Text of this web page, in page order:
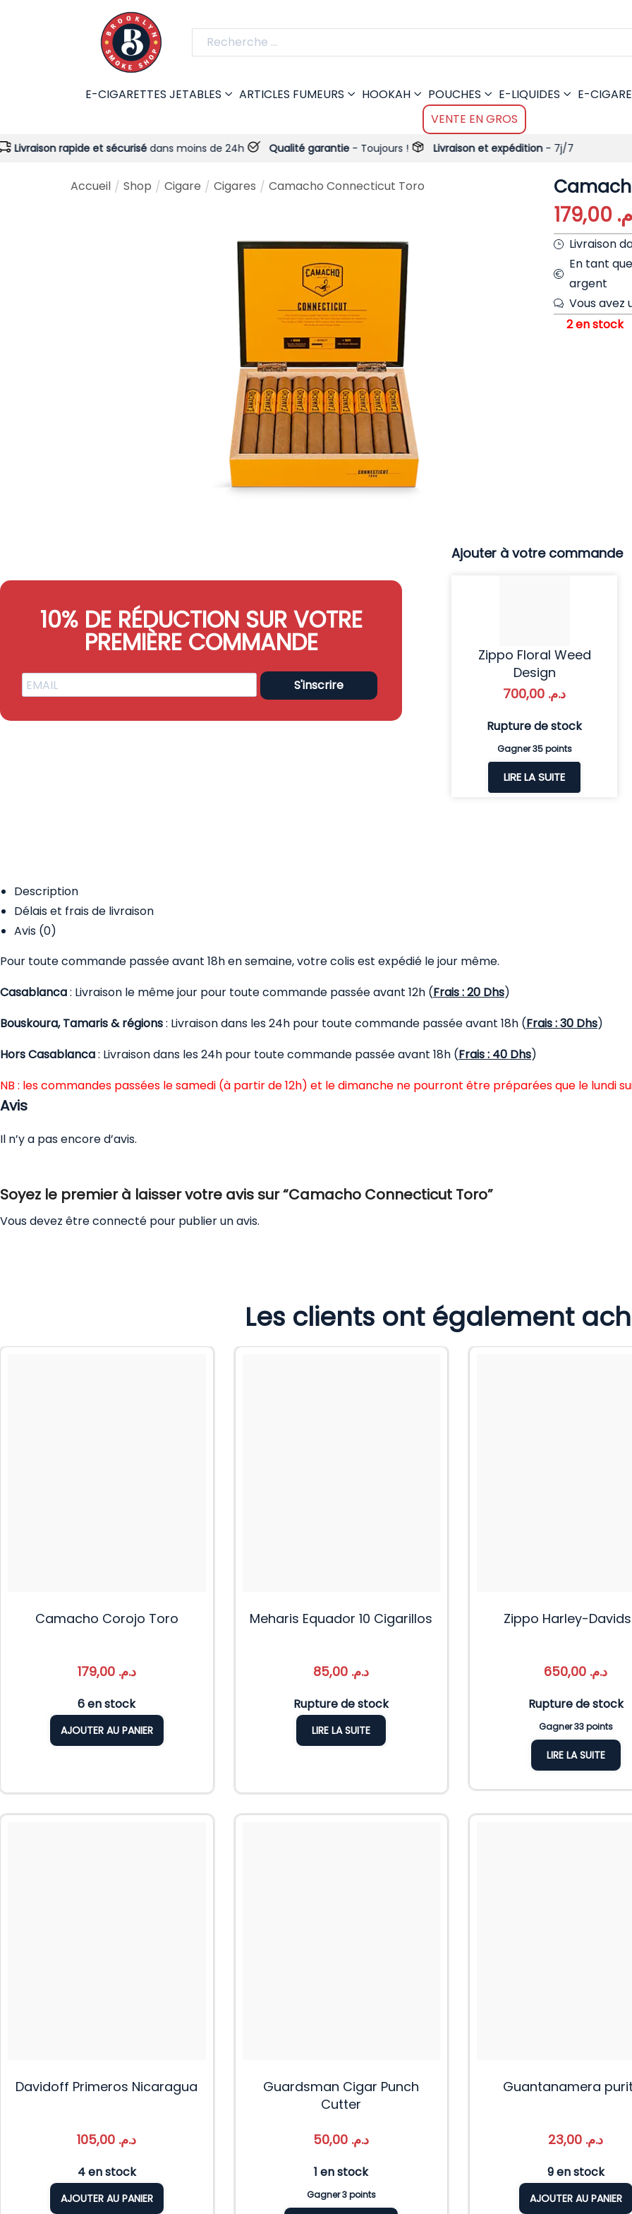
E-CIGARETTES JETABLES ARTICLES FUMEURS HOOKAH POUCHES E-LIQUIDES
E-
VENTE EN GROS
et sécurisédans moins de 24h Qualité garantie- Toujours ! Livraison et expédition- 7j/7
Accueil / Shop / Cigare / Cigares / Camacho Connecticut Toro
179,00
Livraison
En tant
argent
Vous avez
2 en stock
10% DE RÉDUCTION SUR VOTRE
PREMIÈRE COMMANDE
S'inscrire
Ajouter à votre commande
Zippo Floral Weed
Design
د.م.
Rupture de stock
Gagner 35 points
LIRE LA SUITE
Description
Délais et frais de livraison
Avis (0)
Pour toute commande passée avant 18h en semaine, votre colis est expédié le jour même.
Casablanca: Livraison le même jour pour toute commande passée avant 12h (Frais : 20 Dhs)
Bouskoura, Tamaris & régions: Livraison dans les 24h pour toute commande passée avant 18h (Frais : 30 Dhs)
Hors Casablanca: Livraison dans les 24h pour toute commande passée avant 18h (Frais : 40 Dhs)
NB : les commandes passées le samedi (à partir de 12h) et le dimanche ne pourront être préparées que le lundi
Avis
Il n’y a pas encore d’avis.
Soyez le premier à laisser votre avis sur “Camacho Connecticut Toro”
Vous devez êtreconnecté pour publier un avis.
Les clients ont également
Camacho Corojo Toro
د.م. 179,00
6 en stock
AJOUTER AU PANIER
Meharis Equador 10 Cigarillos
د.م.
Rupture de stock
LIRE LA SUITE
Zippo Harley-
د.م.
Rupture de stock
Gagner 33 points
LIRE LA SUITE
Davidoff Primeros Nicaragua
د.م.
4 en stock
AJOUTER AU PANIER
Guardsman Cigar Punch
Cutter
د.م.
1 en stock
Gagner 3 points
Guantanamera
د.م.
9 en stock
AJOUTER AU PANIER